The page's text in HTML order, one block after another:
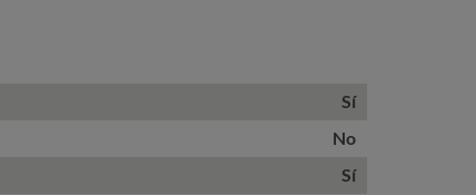
Sí
No
Sí